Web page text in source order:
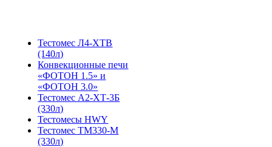
Тестомес Л4-ХТВ
(140л)
Конвекционные печи
«ФОТОН 1.5» и
«ФОТОН 3.0»
Тестомес А2-ХТ-3Б
(330л)
Тестомесы HWY
Тестомес ТМ330-М
(330л)